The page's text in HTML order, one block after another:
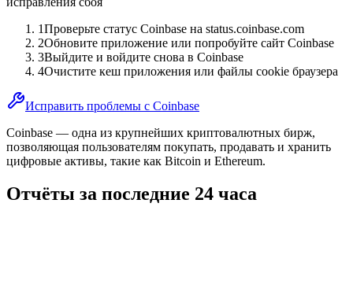
1Проверьте статус Coinbase на status.coinbase.com
2Обновите приложение или попробуйте сайт Coinbase
3Выйдите и войдите снова в Coinbase
4Очистите кеш приложения или файлы cookie браузера
Исправить проблемы с Coinbase
Coinbase — одна из крупнейших криптовалютных бирж,
позволяющая пользователям покупать, продавать и хранить
цифровые активы, такие как Bitcoin и Ethereum.
Отчёты за последние 24 часа